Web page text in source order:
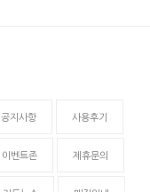
공지사항 사용후기
이벤트존 제휴문의